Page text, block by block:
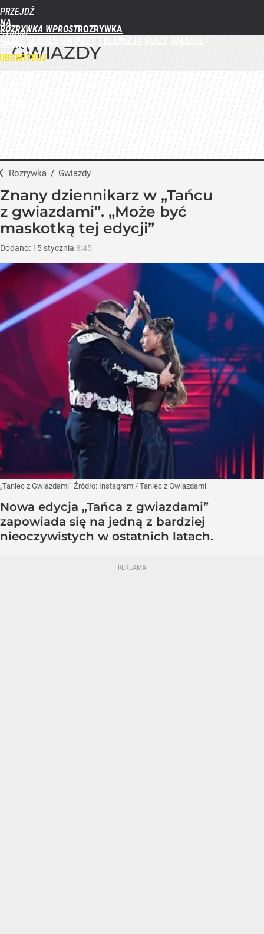
PRZEJDŹ
NA
STRONĘ
GŁÓWNĄ
WPROST.PL
ROZRYWKA WPROST
GWIAZDY
Rozrywka / Gwiazdy
Znany dziennikarz w „Tańcu
z gwiazdami”. „Może być
maskotką tej edycji”
Dodano: 15 stycznia 8:45
„Taniec z Gwiazdami” Źródło: Instagram / Taniec z Gwiazdami
Nowa edycja „Tańca z gwiazdami”
zapowiada się na jedną z bardziej
nieoczywistych w ostatnich latach.